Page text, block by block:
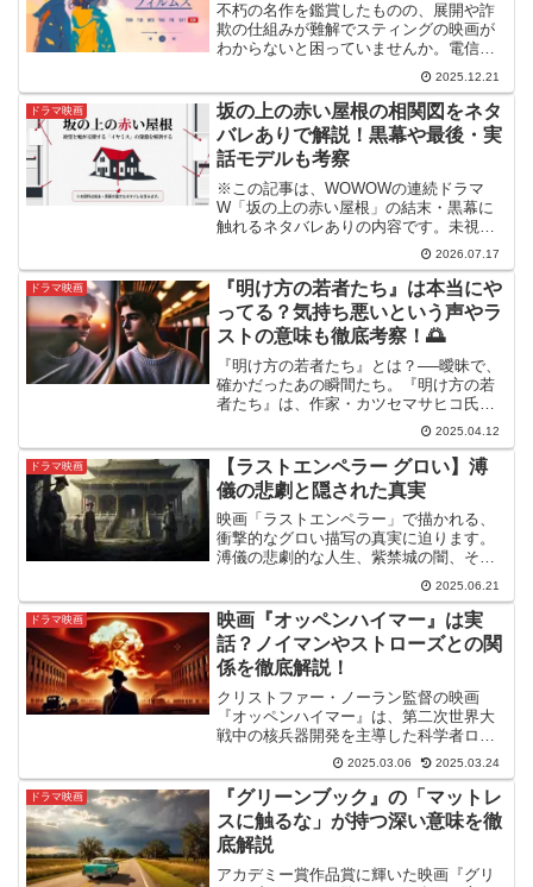
不朽の名作を鑑賞したものの、展開や詐
欺の仕組みが難解でスティングの映画が
わからないと困っていませんか。電信詐
欺の手口やラストの銃撃戦、FBIの正体な
ど、スティングの映画がわからない要因
を徹底解説します。結末のオチや伏線の
意味を紐解き、作品が持つ真の面白さを
100％体感しましょう。
2025.12.21
ドラマ映画
坂の上の赤い屋根の相関図をネタ
バレありで解説！黒幕や最後・実
話モデルも考察
※この記事は、WOWOWの連続ドラマ
W「坂の上の赤い屋根」の結末・黒幕に
触れるネタバレありの内容です。未視聴
の方はご注意ください。WOWOWの連続
ドラマW「坂の上の赤い屋根」。登場人
物の思惑が複雑に絡み合うイヤミス系の
ミステリーです。相関図...
2026.07.17
ドラマ映画
『明け方の若者たち』は本当にや
ってる？気持ち悪いという声やラ
ストの意味も徹底考察！🌅
『明け方の若者たち』とは？──曖昧で、
確かだったあの瞬間たち。『明け方の若
者たち』は、作家・カツセマサヒコ氏の
デビュー小説を原作とする青春恋愛映画
で、2021年に実写化された作品です。舞
台は東京。スマホもSNSも当たり前の“現
代”なのに、ど...
2025.04.12
ドラマ映画
【ラストエンペラー グロい】溥
儀の悲劇と隠された真実
映画「ラストエンペラー」で描かれる、
衝撃的なグロい描写の真実に迫ります。
溥儀の悲劇的な人生、紫禁城の闇、そし
て彼が経験したグロいとも言える心理的
苦悩を深掘り。ラストエンペラーの隠さ
れた側面を知り、歴史の奥深さを感じて
ください。
2025.06.21
ドラマ映画
映画『オッペンハイマー』は実
話？ノイマンやストローズとの関
係を徹底解説！
クリストファー・ノーラン監督の映画
『オッペンハイマー』は、第二次世界大
戦中の核兵器開発を主導した科学者ロバ
ート・オッペンハイマーの実話をもとに
した壮大な作品です。この映画は、彼の
科学的な功績だけでなく、政治的な陰謀
や道徳的な葛藤を描いており...
2025.03.06 2025.03.24
ドラマ映画
『グリーンブック』の「マットレ
スに触るな」が持つ深い意味を徹
底解説
アカデミー賞作品賞に輝いた映画『グリ